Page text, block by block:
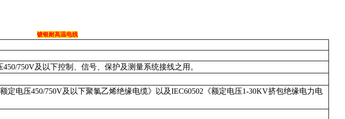
镀银耐高温电线
压450/750V及以下控制、信号、保护及测量系统接线之用。
定电压450/750V及以下聚氯乙烯绝缘电缆》以及IEC60502《额定电压1-30KV挤包绝缘电力电